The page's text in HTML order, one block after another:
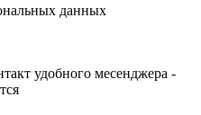
данных
удобного месенджера -